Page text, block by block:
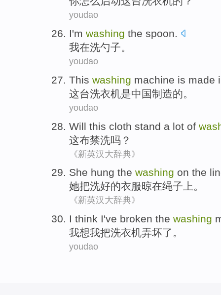
youdao
I'm washing the spoon.
我在洗勺子。
youdao
This washing machine is made
这台洗衣机是中国制造的。
youdao
Will this cloth stand a lot of
这布禁洗吗？
《新英汉大辞典》
She hung the washing on the
她把洗好的衣服晾在绳子上。
《新英汉大辞典》
I think I've broken the washing
我想我把洗衣机弄坏了。
youdao